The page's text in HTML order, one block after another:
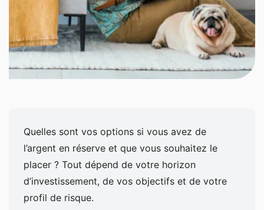
Quelles sont vos options si vous avez de
l’argent en réserve et que vous souhaitez le
placer ? Tout dépend de votre horizon
d’investissement, de vos objectifs et de votre
profil de risque.